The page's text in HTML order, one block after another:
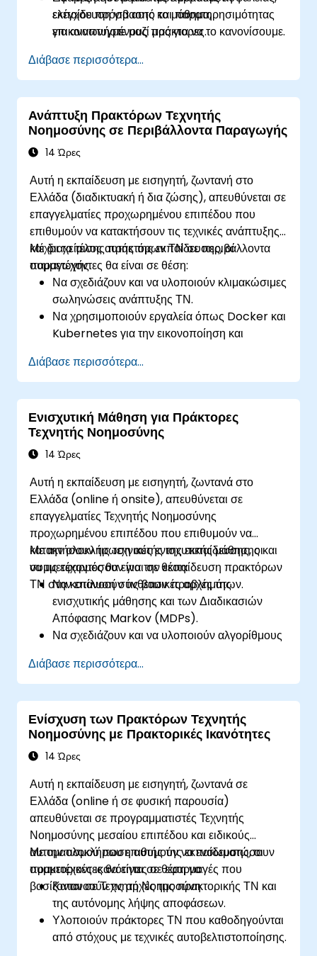
ελέγχου πρόσβασης και παρατηρησιμότητας
για αναπτυγμένους πράκτορες.
εκπαίδευση για αυτό το μάθημα,
επικοινωνήστε μαζί μας για να το κανονίσουμε.
Διάβασε περισσότερα...
Ανάπτυξη Πρακτόρων Τεχνητής
Νοημοσύνης σε Περιβάλλοντα Παραγωγής
14 Ώρες
Αυτή η εκπαίδευση με εισηγητή, ζωντανή στο
Ελλάδα (διαδικτυακή ή δια ζώσης), απευθύνεται σε
επαγγελματίες προχωρημένου επιπέδου που
επιθυμούν να κατακτήσουν τις τεχνικές ανάπτυξης
και διαχείρισης πρακτόρων ΤΝ σε περιβάλλοντα
παραγωγής.
Μέχρι το τέλος αυτής της εκπαίδευσης, οι
συμμετέχοντες θα είναι σε θέση:
Να σχεδιάζουν και να υλοποιούν κλιμακώσιμες
σωληνώσεις ανάπτυξης ΤΝ.
Να χρησιμοποιούν εργαλεία όπως Docker και
Kubernetes για την εικονοποίηση και
Να παρακολουθούν και να βελτιστοποιούν
πράκτορες ΤΝ σε περιβάλλοντα παραγωγής.
Να υλοποιούν ροές εργασίας CI/CD για
αναπτύξεις πρακτόρων ΤΝ.
Να διασφαλίζουν τη συμμόρφωση με τις
απαιτήσεις ασφάλειας και διακυβέρνησης
Διάβασε περισσότερα...
Ενισχυτική Μάθηση για Πράκτορες
Τεχνητής Νοημοσύνης
14 Ώρες
Αυτή η εκπαίδευση με εισηγητή, ζωντανά στο
Ελλάδα (online ή onsite), απευθύνεται σε
επαγγελματίες Τεχνητής Νοημοσύνης
προχωρημένου επιπέδου που επιθυμούν να
κατακτήσουν τις τεχνικές ενισχυτικής μάθησης και
να τις εφαρμόσουν για την εκπαίδευση πρακτόρων
ΤΝ στην επίλυση σύνθετων προβλημάτων.
Με την ολοκλήρωση αυτής της εκπαίδευσης, οι
συμμετέχοντες θα είναι σε θέση:
Να κατανοούν τις βασικές αρχές της
ενισχυτικής μάθησης και των Διαδικασιών
Απόφασης Markov (MDPs).
Να σχεδιάζουν και να υλοποιούν αλγορίθμους
Networks (DQN).
Να χρησιμοποιούν πλαίσια όπως το OpenAI
Gym και βιβλιοθήκες RL για πρακτικές
εφαρμογές.
Να εκπαιδεύουν πράκτορες ΤΝ για την
επίλυση πραγματικών προβλημάτων λήψης
Να αντιμετωπίζουν προκλήσεις όπως το
δίλημμα εξερεύνησης-εκμετάλλευσης και η
σύγκλιση στην εκπαίδευση RL.
Διάβασε περισσότερα...
Ενίσχυση των Πρακτόρων Τεχνητής
Νοημοσύνης με Πρακτορικές Ικανότητες
14 Ώρες
Αυτή η εκπαίδευση με εισηγητή, ζωντανά σε
Ελλάδα (online ή σε φυσική παρουσία)
απευθύνεται σε προγραμματιστές Τεχνητής
Νοημοσύνης μεσαίου επιπέδου και ειδικούς
αυτοματισμού που επιθυμούν να ενσωματώσουν
πρακτορικές ικανότητες σε εφαρμογές που
βασίζονται σε Τεχνητή Νοημοσύνη.
Με την ολοκλήρωση αυτής της εκπαίδευσης, οι
συμμετέχοντες θα είναι σε θέση να:
Κατανοούν τις αρχές της πρακτορικής ΤΝ και
της αυτόνομης λήψης αποφάσεων.
Υλοποιούν πράκτορες ΤΝ που καθοδηγούνται
από στόχους με τεχνικές αυτοβελτιστοποίησης.